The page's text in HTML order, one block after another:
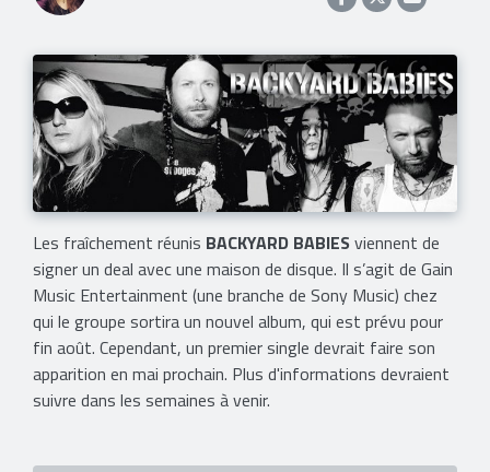
Les fraîchement réunis BACKYARD BABIESviennent de
signer un deal avec une maison de disque. Il s’agit de Gain
Music Entertainment (une branche de Sony Music) chez
qui le groupe sortira un nouvel album, qui est prévu pour
fin août. Cependant, un premier single devrait faire son
apparition en mai prochain. Plus d'informations devraient
suivre dans les semaines à venir.